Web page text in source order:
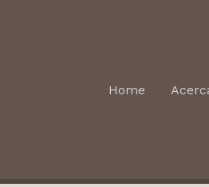
Home